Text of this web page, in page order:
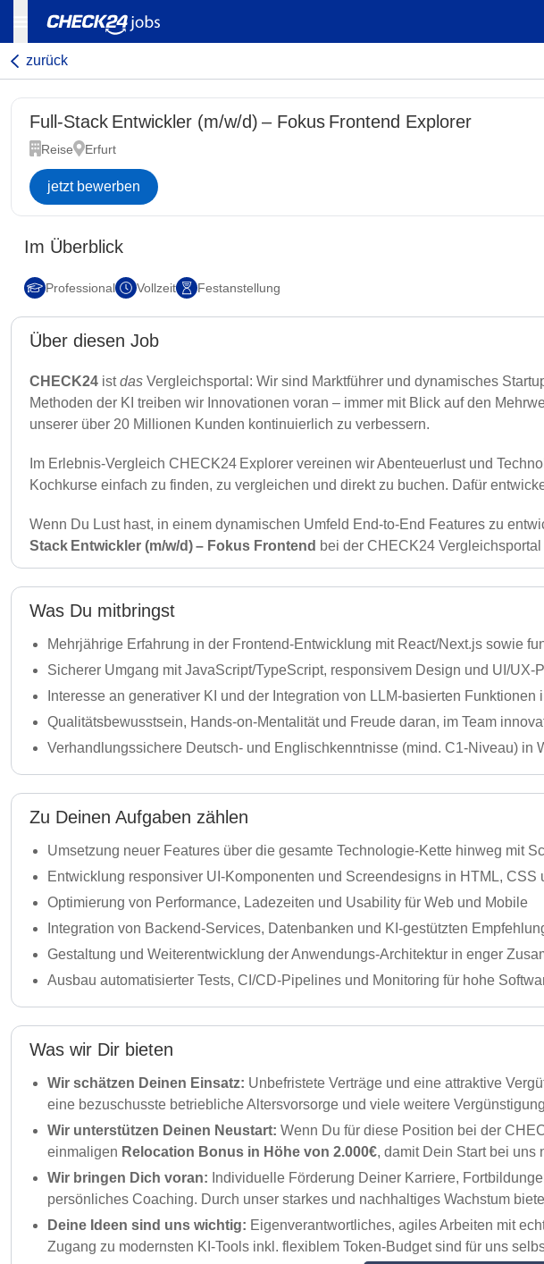
zurück
Full-Stack Entwickler (m/w/d) – Fokus Frontend Explorer
Reise Erfurt
jetzt bewerben
Im Überblick
Professional Vollzeit Festanstellung
Über diesen Job
CHECK24 istdas Vergleichsportal: Wir sind Marktführer und dynamisches
Methoden der KI treiben wir Innovationen voran – immer mit Blick auf den
unserer über 20 Millionen Kunden kontinuierlich zu verbessern.
Im Erlebnis-Vergleich CHECK24 Explorer vereinen wir Abenteuerlust und
Kochkurse einfach zu finden, zu vergleichen und direkt zu buchen. Dafür
Wenn Du Lust hast, in einem dynamischen Umfeld End‑to‑End Features zu
Stack Entwickler (m/w/d) – Fokus Frontend bei der CHECK24
Was Du mitbringst
Mehrjährige Erfahrung in der Frontend‑Entwicklung mit React/Next.js sowie
Sicherer Umgang mit JavaScript/TypeScript, responsivem Design und UI/
Interesse an generativer KI und der Integration von LLM‑basierten Funktionen
Qualitätsbewusstsein, Hands‑on‑Mentalität und Freude daran, im Team
Verhandlungssichere Deutsch‑ und Englischkenntnisse (mind. C1-Niveau) in
Zu Deinen Aufgaben zählen
Umsetzung neuer Features über die gesamte Technologie‑Kette hinweg mit
Entwicklung responsiver UI‑Komponenten und Screendesigns in HTML,
Optimierung von Performance, Ladezeiten und Usability für Web und Mobile
Integration von Backend‑Services, Datenbanken und KI‑gestützten
Gestaltung und Weiterentwicklung der Anwendungs‑Architektur in enger
Ausbau automatisierter Tests, CI/CD‑Pipelines und Monitoring für hohe
Was wir Dir bieten
Wir schätzen Deinen Einsatz: Unbefristete Verträge und eine attraktive
eine bezuschusste betriebliche Altersvorsorge und viele weitere
Wir unterstützen Deinen Neustart: Wenn Du für diese Position bei der
einmaligen Relocation Bonus in Höhe von 2.000€, damit Dein Start bei uns
Wir bringen Dich voran: Individuelle Förderung Deiner Karriere,
persönliches Coaching. Durch unser starkes und nachhaltiges Wachstum
Deine Ideen sind uns wichtig: Eigenverantwortliches, agiles Arbeiten mit
Zugang zu modernsten KI-Tools inkl. flexiblem Token-Budget sind für uns